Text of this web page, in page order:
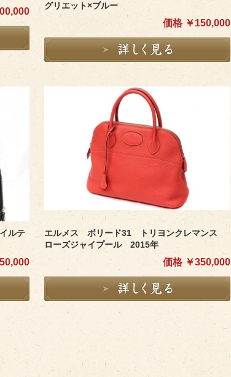
グリエット×ブルー
価格 ￥150,000
ルテ
エルメス ボリード31 トリヨンクレマンス
ローズジャイプール 2015年
価格 ￥350,000